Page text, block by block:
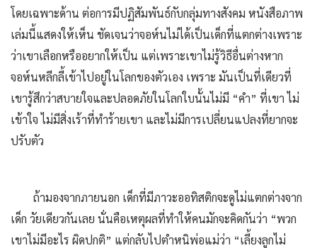
โดยเฉพาะด้าน ต่อการมีปฏิสัมพันธ์กับกลุ่มทางสังคม หนังสือภาพ
เล่มนี้แสดงให้เห็น ชัดเจนว่าจอห์นไม่ได้เป็นเด็กที่แตกต่างเพราะ
ว่าเขาเลือกหรืออยากให้เป็น แต่เพราะเขาไม่รู้วิธีอื่นต่างหาก
จอห์นหลีกลี้เข้าไปอยู่ในโลกของตัวเอง เพราะ มันเป็นที่เดียวที่
เขารู้สึกว่าสบายใจและปลอดภัยในโลกใบนั้นไม่มี “คํา” ที่เขา ไม่
เข้าใจ ไม่มีสิ่งเร้าที่ทําร้ายเขา และไม่มีการเปลี่ยนแปลงที่ยากจะ
ปรับตัว
ถ้ามองจากภายนอก เด็กที่มีภาวะออทิสติกจะดูไม่แตกต่างจาก
เด็ก วัยเดียวกันเลย นั่นคือเหตุผลที่ทําให้คนมักจะคิดกันว่า “พวก
เขาไม่มีอะไร ผิดปกติ” แต่กลับไปตําหนิพ่อแม่ว่า “เลี้ยงลูกไม่